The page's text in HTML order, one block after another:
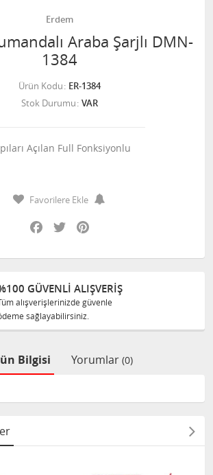
Erdem
Araba Şarjlı DMN-
1384
Ürün Kodu ER-1384
Stok Durumu VAR
Açılan Full Fonksiyonlu
Favorilere Ekle
Facebook
Twitter
%100 ORJINAL
Tüm ürünlerimiz ilgili
Bilgisi Yorumlar (0)